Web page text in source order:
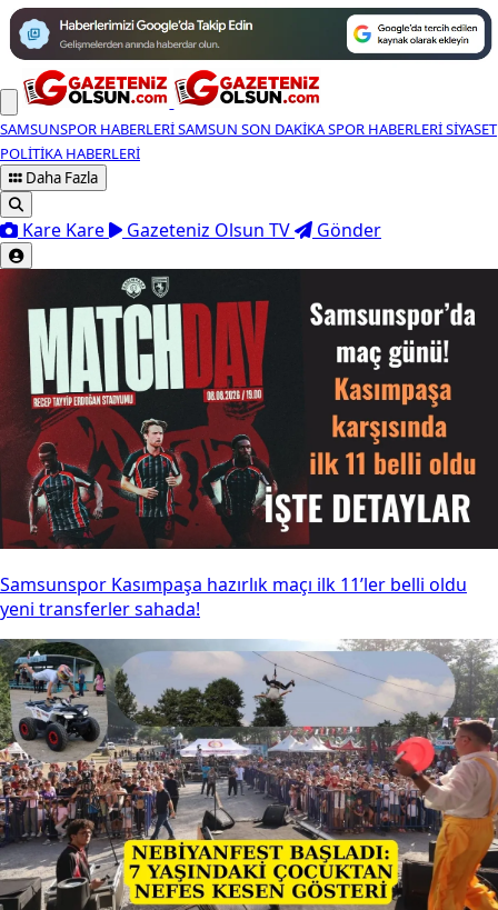
SAMSUNSPOR HABERLERİSAMSUN SON DAKİKASPOR HABERLERİSİYASET
POLİTİKA HABERLERİ
Daha Fazla
Kare Kare Gazeteniz Olsun TV Gönder
Samsunspor Kasımpaşa hazırlık maçı ilk 11’ler belli oldu
yeni transferler sahada!